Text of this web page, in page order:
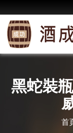
黑蛇裝
首